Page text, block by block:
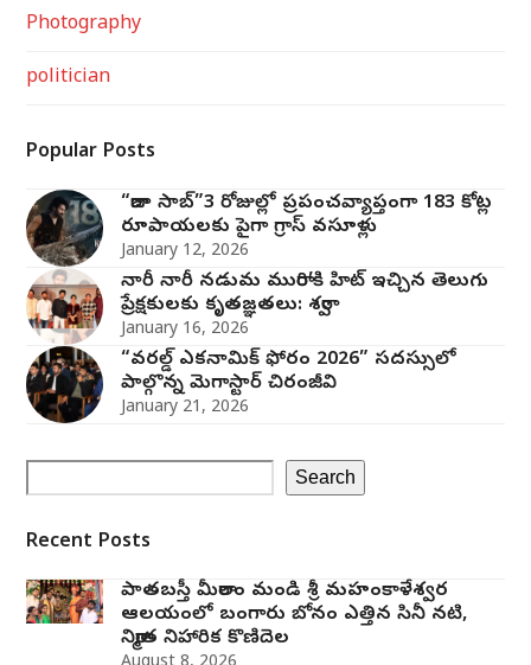
Photography
politician
Popular Posts
“రాజా సాబ్”3 రోజుల్లో ప్రపంచవ్యాప్తంగా 183 కోట్ల
రూపాయలకు పైగా గ్రాస్ వసూళ్లు
January 12, 2026
నారీ నారీ నడుమ మురారి’కి హిట్ ఇచ్చిన తెలుగు
ప్రేక్షకులకు కృతజ్ఞతలు: శర్వా
January 16, 2026
“వరల్డ్ ఎకనామిక్ ఫోరం 2026” సదస్సులో
పాల్గొన్న మెగాస్టార్ చిరంజీవి
January 21, 2026
Search
Recent Posts
పాతబస్తీ మీరాలం మండి శ్రీ మహంకాళేశ్వర
ఆలయంలో బంగారు బోనం ఎత్తిన సినీ నటి,
నిర్మాత నిహారిక కొణిదెల